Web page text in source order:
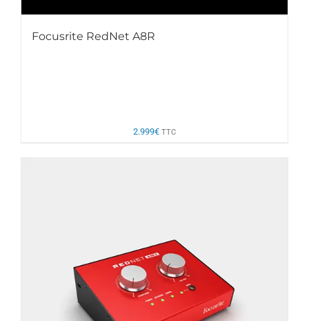
Focusrite RedNet A8R
2.999€ TTC